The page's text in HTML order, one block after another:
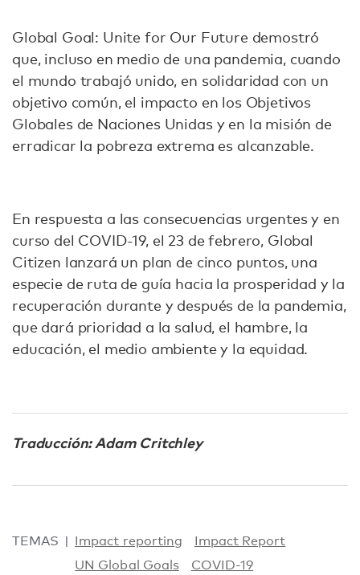
Global Goal: Unite for Our Future demostró
que, incluso en medio de una pandemia, cuando
el mundo trabajó unido, en solidaridad con un
objetivo común, el impacto en los Objetivos
Globales de Naciones Unidas y en la misión de
erradicar la pobreza extrema es alcanzable.
En respuesta a las consecuencias urgentes y en
curso del COVID-19, el 23 de febrero, Global
Citizen lanzará un plan de cinco puntos, una
especie de ruta de guía hacia la prosperidad y la
recuperación durante y después de la pandemia,
que dará prioridad a la salud, el hambre, la
educación, el medio ambiente y la equidad.
Traducción: Adam Critchley
TEMAS Impact reporting
Impact Report
UN Global Goals
COVID-19